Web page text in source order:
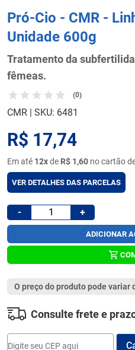
Pró-Cio - CMR -
Unidade 600g
Tratamento da
fêmeas.
(0)
CMR | SKU: 6481
R$ 17,74
Em até 12xde R$ 1,60 no cartão
VER DETALHES DAS PARCELAS
- +
ADICIONAR
O preço do produto pode variar
Consulte frete e